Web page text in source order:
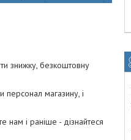
знижку, безкоштовну
персонал магазину, і
нам і раніше - дізнайтеся